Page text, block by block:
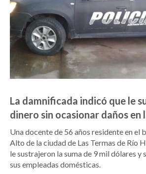
La damnificada indicó que le
dinero sin ocasionar daños en
Una docente de 56 años residente en el
Alto de la ciudad de Las Termas de Río
le sustrajeron la suma de 9 mil dólares y
sus empleadas domésticas.